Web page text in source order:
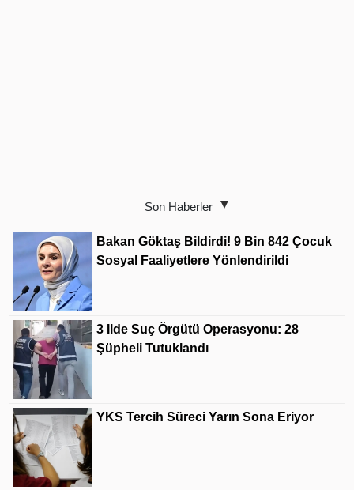
Son Haberler
Bakan Göktaş Bildirdi! 9 Bin 842 Çocuk
Sosyal Faaliyetlere Yönlendirildi
3 Ilde Suç Örgütü Operasyonu: 28
Şüpheli Tutuklandı
YKS Tercih Süreci Yarın Sona Eriyor